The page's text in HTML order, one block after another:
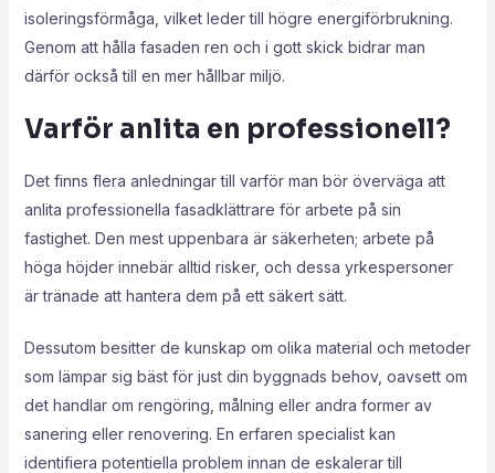
isoleringsförmåga, vilket leder till högre energiförbrukning.
Genom att hålla fasaden ren och i gott skick bidrar man
därför också till en mer hållbar miljö.
Varför anlita en professionell?
Det finns flera anledningar till varför man bör överväga att
anlita professionella fasadklättrare för arbete på sin
fastighet. Den mest uppenbara är säkerheten; arbete på
höga höjder innebär alltid risker, och dessa yrkespersoner
är tränade att hantera dem på ett säkert sätt.
Dessutom besitter de kunskap om olika material och metoder
som lämpar sig bäst för just din byggnads behov, oavsett om
det handlar om rengöring, målning eller andra former av
sanering eller renovering. En erfaren specialist kan
identifiera potentiella problem innan de eskalerar till